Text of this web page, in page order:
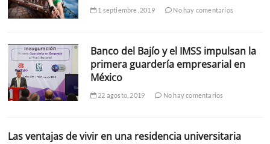
1 septiembre, 2019 No hay comentarios
Banco del Bajío y el IMSS impulsan la
primera guardería empresarial en
México
22 agosto, 2019 No hay comentarios
Las ventajas de vivir en una residencia universitaria